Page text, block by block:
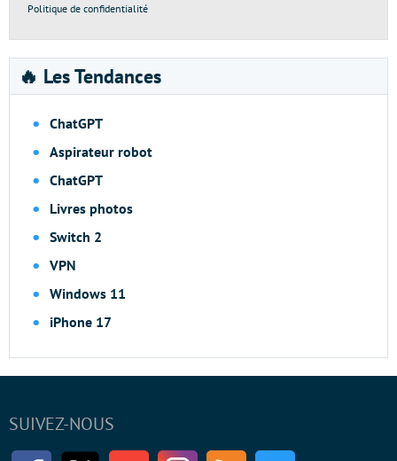
Politique de confidentialité
🔥 Les Tendances
ChatGPT
Aspirateur robot
ChatGPT
Livres photos
Switch 2
VPN
Windows 11
iPhone 17
SUIVEZ-NOUS